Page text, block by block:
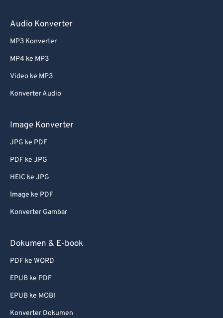
Audio Konverter
MP3 Konverter
MP4 ke MP3
Video ke MP3
Konverter Audio
Image Konverter
JPG ke PDF
PDF ke JPG
HEIC ke JPG
Image ke PDF
Konverter Gambar
Dokumen & E-book
PDF ke WORD
EPUB ke PDF
EPUB ke MOBI
Konverter Dokumen